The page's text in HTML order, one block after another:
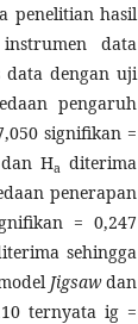
penelitian hasil
data
data dengan uji
pengaruh
signifikan =
Ha diterima
penerapan
= 0,247
sehingga
Jigsawdan
ternyata ig =